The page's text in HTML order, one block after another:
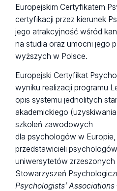
Europejskim Certyfikatem
certyfikacji przez kierunek
jego atrakcyjność wśród
na studia oraz umocni jego
wyższych w Polsce.
Europejski Certyfikat
wyniku realizacji programu
opis systemu jednolitych
akademickiego
szkoleń zawodowych
dla psychologów w
przedstawicieli
uniwersytetów zrzeszonych
Stowarzyszeń
Psychologists’ Associations